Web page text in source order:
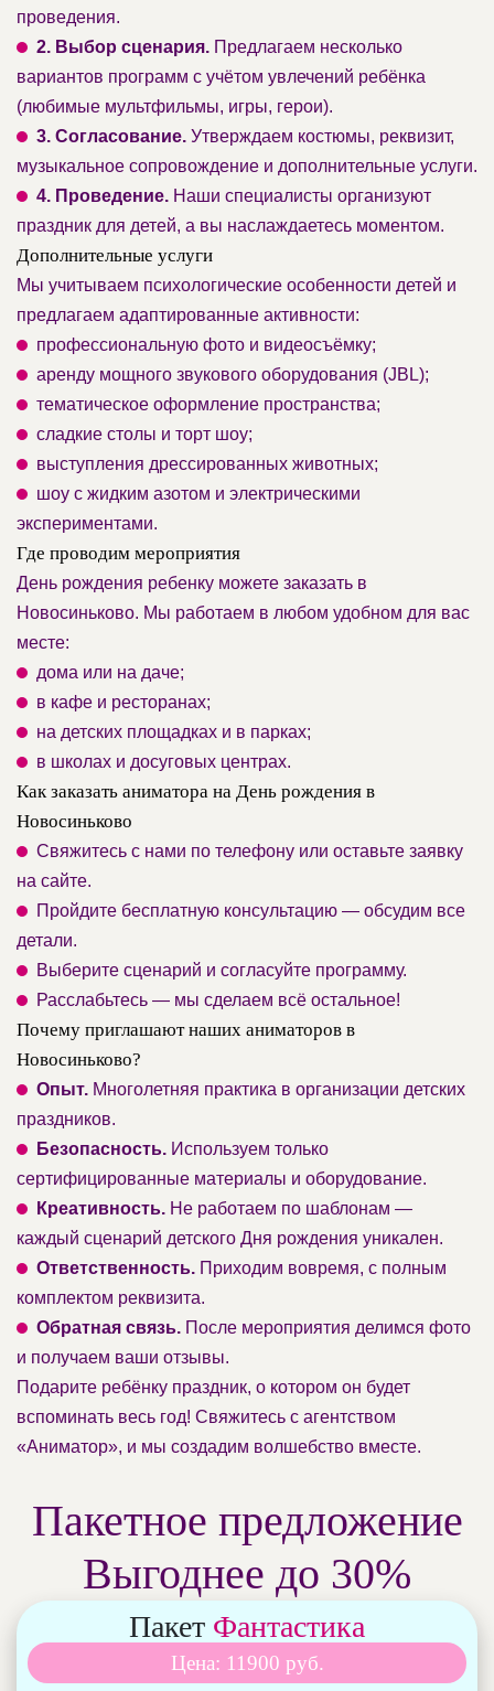
проведения.
2. Выбор сценария. Предлагаем несколько
вариантов программ с учётом увлечений ребёнка
(любимые мультфильмы, игры, герои).
3. Согласование. Утверждаем костюмы, реквизит,
музыкальное сопровождение и дополнительные услуги.
4. Проведение. Наши специалисты организуют
праздник для детей, а вы наслаждаетесь моментом.
Дополнительные услуги
Мы учитываем психологические особенности детей и
предлагаем адаптированные активности:
профессиональную фото и видеосъёмку;
аренду мощного звукового оборудования (JBL);
тематическое оформление пространства;
сладкие столы и торт шоу;
выступления дрессированных животных;
шоу с жидким азотом и электрическими
экспериментами.
Где проводим мероприятия
День рождения ребенку можете заказать в
Новосиньково. Мы работаем в любом удобном для вас
месте:
дома или на даче;
в кафе и ресторанах;
на детских площадках и в парках;
в школах и досуговых центрах.
Как заказать аниматора на День рождения в
Новосиньково
Свяжитесь с нами по телефону или оставьте заявку
на сайте.
Пройдите бесплатную консультацию — обсудим все
детали.
Выберите сценарий и согласуйте программу.
Расслабьтесь — мы сделаем всё остальное!
Почему приглашают наших аниматоров в
Новосиньково?
Опыт. Многолетняя практика в организации детских
праздников.
Безопасность. Используем только
сертифицированные материалы и оборудование.
Креативность. Не работаем по шаблонам —
каждый сценарий детского Дня рождения уникален.
Ответственность. Приходим вовремя, с полным
комплектом реквизита.
Обратная связь. После мероприятия делимся фото
и получаем ваши отзывы.
Подарите ребёнку праздник, о котором он будет
вспоминать весь год! Свяжитесь с агентством
«Аниматор», и мы создадим волшебство вместе.
Пакетное предложение
Выгоднее до 30%
Пакет Фантастика
Цена: 11900 руб.